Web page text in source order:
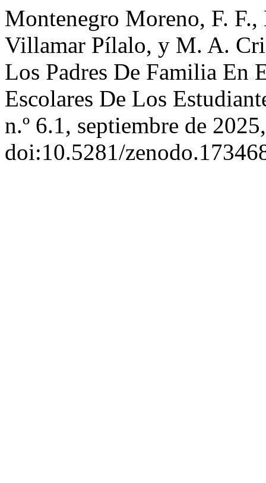
Montenegro Moreno, F.
Villamar Pílalo, y M. A.
Los Padres De Familia En
Escolares De Los
n.º 6.1, septiembre de
doi:10.5281/